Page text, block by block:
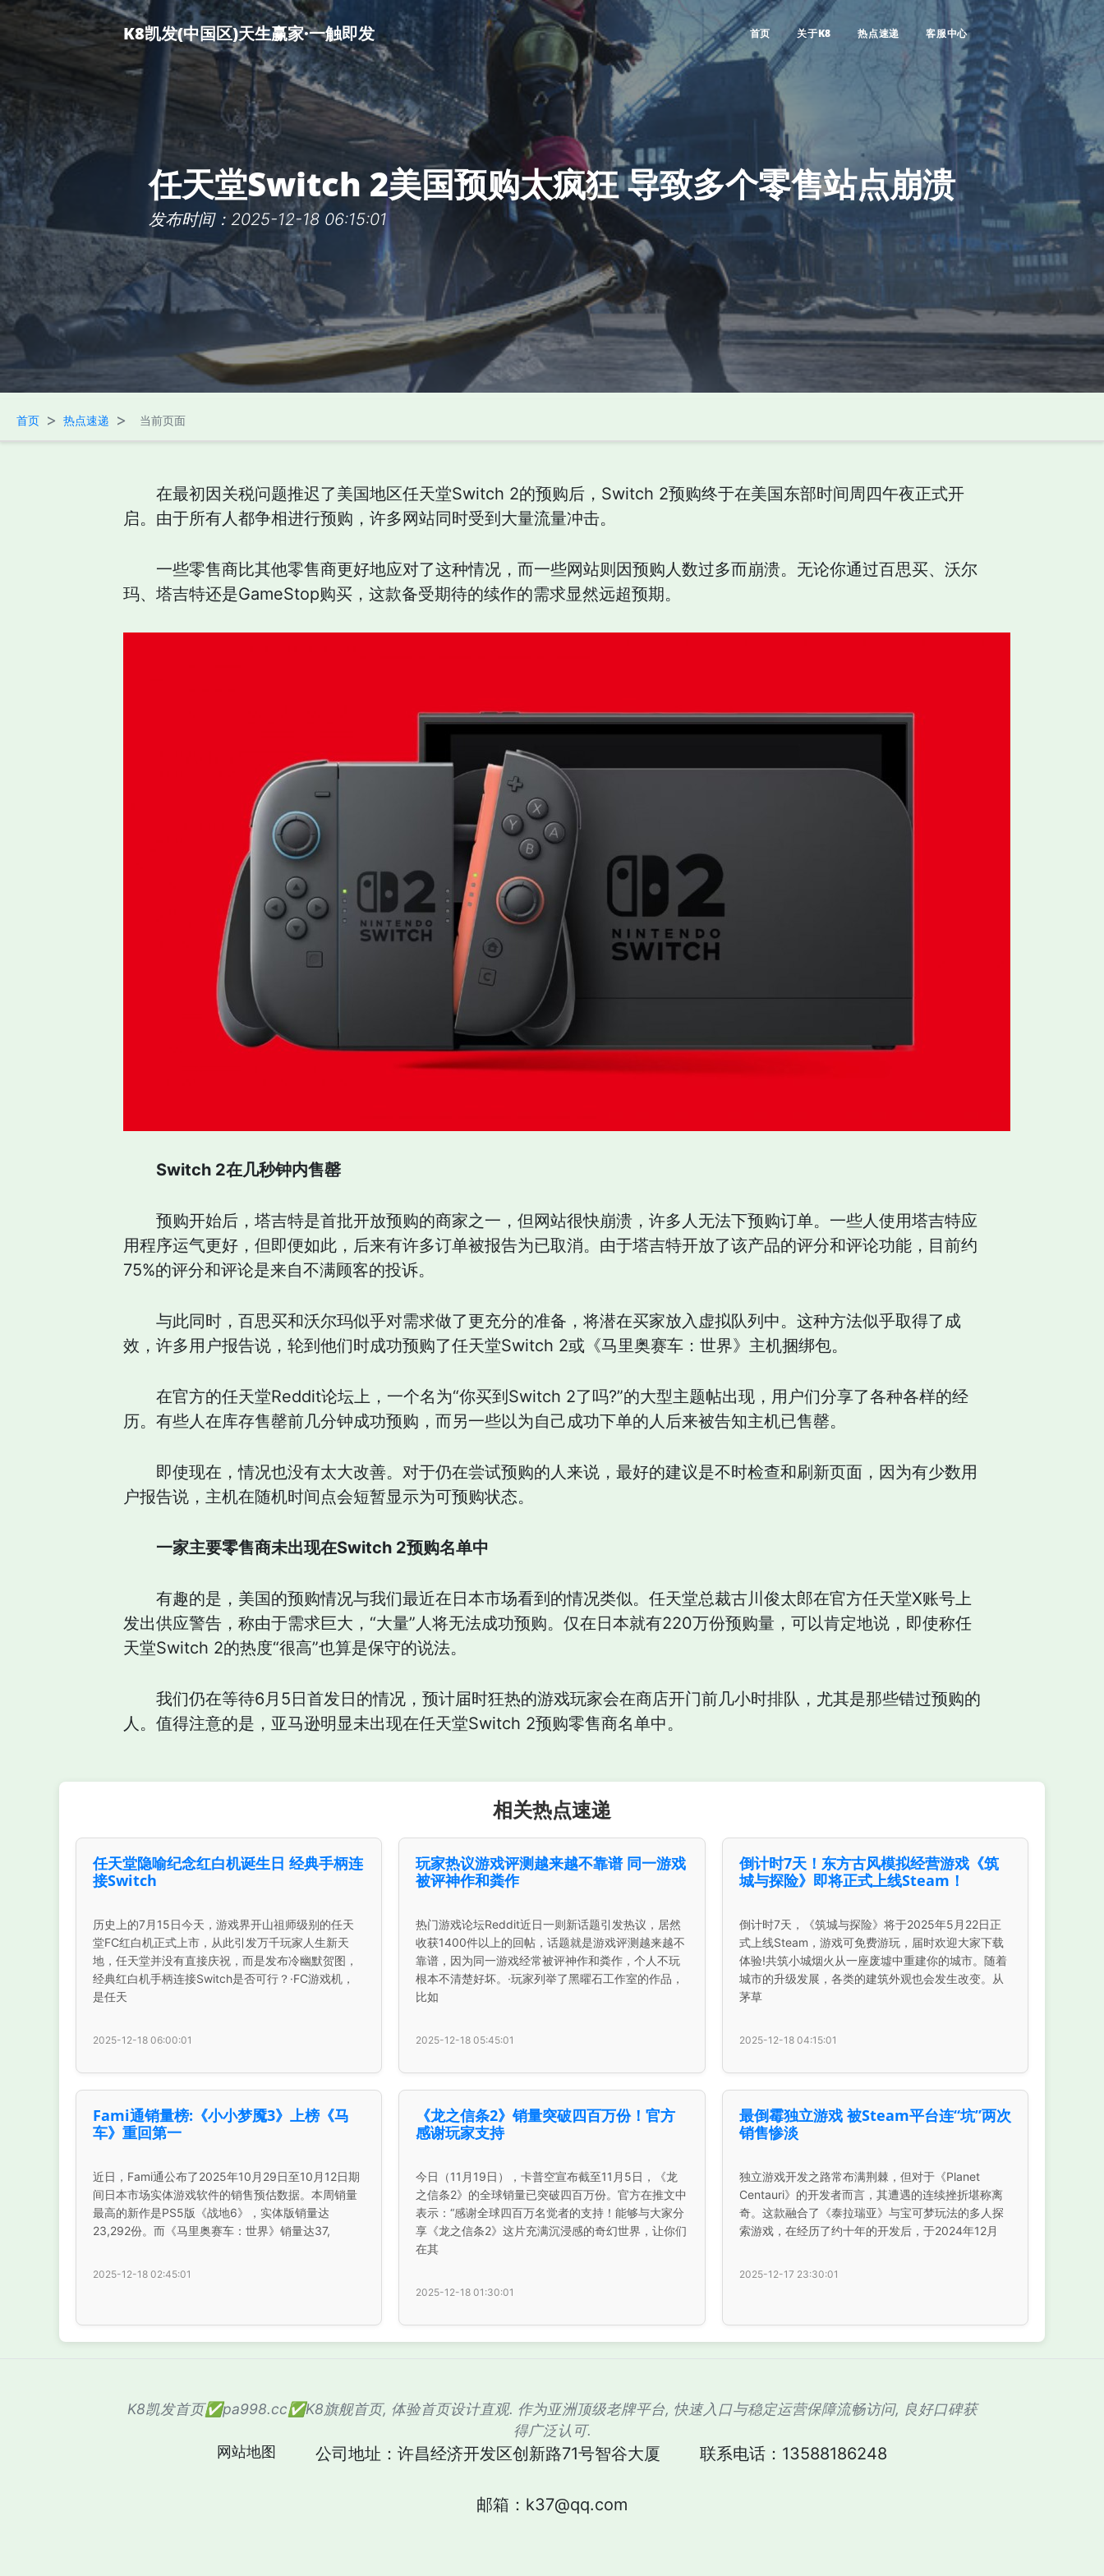
K8凯发(中国区)天生赢家·一触即发 首页 关于K8 热点速递 客服中心
任天堂Switch 2美国预购太疯狂 导致多个零售站点崩溃
发布时间：2025-12-18 06:15:01
首页 > 热点速递 > 当前页面
在最初因关税问题推迟了美国地区任天堂Switch 2的预购后，Switch 2预购终于在美国东部时间周四午夜正式开
启。由于所有人都争相进行预购，许多网站同时受到大量流量冲击。
一些零售商比其他零售商更好地应对了这种情况，而一些网站则因预购人数过多而崩溃。无论你通过百思买、沃尔
玛、塔吉特还是GameStop购买，这款备受期待的续作的需求显然远超预期。
Switch 2在几秒钟内售罄
预购开始后，塔吉特是首批开放预购的商家之一，但网站很快崩溃，许多人无法下预购订单。一些人使用塔吉特应
用程序运气更好，但即便如此，后来有许多订单被报告为已取消。由于塔吉特开放了该产品的评分和评论功能，目前约
75%的评分和评论是来自不满顾客的投诉。
与此同时，百思买和沃尔玛似乎对需求做了更充分的准备，将潜在买家放入虚拟队列中。这种方法似乎取得了成
效，许多用户报告说，轮到他们时成功预购了任天堂Switch 2或《马里奥赛车：世界》主机捆绑包。
在官方的任天堂Reddit论坛上，一个名为“你买到Switch 2了吗?”的大型主题帖出现，用户们分享了各种各样的经
历。有些人在库存售罄前几分钟成功预购，而另一些以为自己成功下单的人后来被告知主机已售罄。
即使现在，情况也没有太大改善。对于仍在尝试预购的人来说，最好的建议是不时检查和刷新页面，因为有少数用
户报告说，主机在随机时间点会短暂显示为可预购状态。
一家主要零售商未出现在Switch 2预购名单中
有趣的是，美国的预购情况与我们最近在日本市场看到的情况类似。任天堂总裁古川俊太郎在官方任天堂X账号上
发出供应警告，称由于需求巨大，“大量”人将无法成功预购。仅在日本就有220万份预购量，可以肯定地说，即使称任
天堂Switch 2的热度“很高”也算是保守的说法。
我们仍在等待6月5日首发日的情况，预计届时狂热的游戏玩家会在商店开门前几小时排队，尤其是那些错过预购的
人。值得注意的是，亚马逊明显未出现在任天堂Switch 2预购零售商名单中。
相关热点速递
任天堂隐喻纪念红白机诞生日 经典手柄连
接Switch
历史上的7月15日今天，游戏界开山祖师级别的任天
堂FC红白机正式上市，从此引发万千玩家人生新天
地，任天堂并没有直接庆祝，而是发布冷幽默贺图，
经典红白机手柄连接Switch是否可行？·FC游戏机，
是任天
2025-12-18 06:00:01
玩家热议游戏评测越来越不靠谱 同一游戏
被评神作和粪作
热门游戏论坛Reddit近日一则新话题引发热议，居然
收获1400件以上的回帖，话题就是游戏评测越来越不
靠谱，因为同一游戏经常被评神作和粪作，个人不玩
根本不清楚好坏。·玩家列举了黑曜石工作室的作品，
比如
2025-12-18 05:45:01
倒计时7天！东方古风模拟经营游戏《筑
城与探险》即将正式上线Steam！
倒计时7天，《筑城与探险》将于2025年5月22日正
式上线Steam，游戏可免费游玩，届时欢迎大家下载
体验!共筑小城烟火从一座废墟中重建你的城市。随着
城市的升级发展，各类的建筑外观也会发生改变。从
茅草
2025-12-18 04:15:01
Fami通销量榜:《小小梦魇3》上榜《马
车》重回第一
近日，Fami通公布了2025年10月29日至10月12日期
间日本市场实体游戏软件的销售预估数据。本周销量
最高的新作是PS5版《战地6》，实体版销量达
23,292份。而《马里奥赛车：世界》销量达37,
2025-12-18 02:45:01
《龙之信条2》销量突破四百万份！官方
感谢玩家支持
今日（11月19日），卡普空宣布截至11月5日，《龙
之信条2》的全球销量已突破四百万份。官方在推文中
表示：“感谢全球四百万名觉者的支持！能够与大家分
享《龙之信条2》这片充满沉浸感的奇幻世界，让你们
在其
2025-12-18 01:30:01
最倒霉独立游戏 被Steam平台连“坑”两次
销售惨淡
独立游戏开发之路常布满荆棘，但对于《Planet
Centauri》的开发者而言，其遭遇的连续挫折堪称离
奇。这款融合了《泰拉瑞亚》与宝可梦玩法的多人探
索游戏，在经历了约十年的开发后，于2024年12月
2025-12-17 23:30:01
K8凯发首页✅pa998.cc✅K8旗舰首页, 体验首页设计直观. 作为亚洲顶级老牌平台, 快速入口与稳定运营保障流畅访问, 良好口碑获
得广泛认可.
网站地图
公司地址：许昌经济开发区创新路71号智谷大厦 联系电话：13588186248
邮箱：k37@qq.com